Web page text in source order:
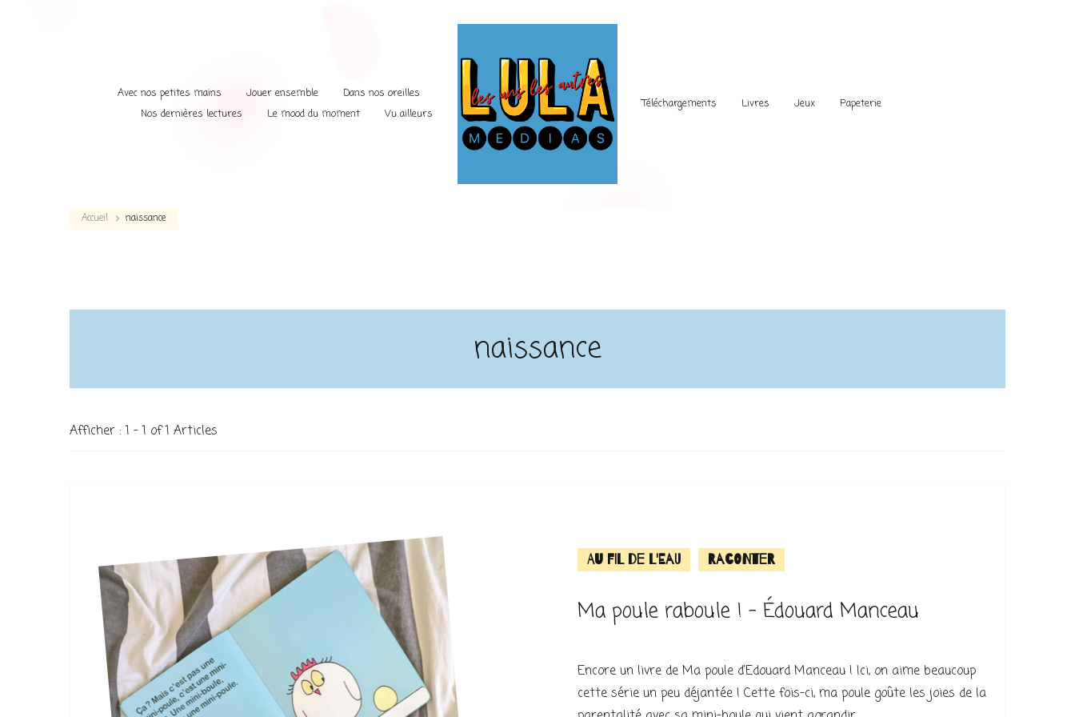
Avec nos petites mains Jouer ensemble
Dans nos oreilles
Nos dernières lectures
Le mood du moment Vu ailleurs
Téléchargements Livres Jeux Papeterie
Accueil naissance
naissance
Afficher : 1 - 1 of 1 Articles
Au fil de l'eau Raconter
Ma poule raboule ! – Édouard Manceau
Encore un livre de Ma poule d’Edouard Manceau ! Ici, on aime beaucoup
cette série un peu déjantée ! Cette fois-ci, ma poule goûte les joies de la